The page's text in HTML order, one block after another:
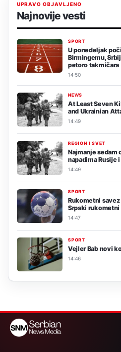
UPRAVO OBJAVLJENO
Najnovije vesti
SPORT
U ponedeljak
Birmingemu,
petoro takmičara
14:50
NEWS
At Least Seven
and Ukrainian
14:49
REGION I SVET
Najmanje sedam
napadima Rusije
14:49
SPORT
Rukometni
Srpski rukometni
14:47
SPORT
Vejler Bab novi
14:46